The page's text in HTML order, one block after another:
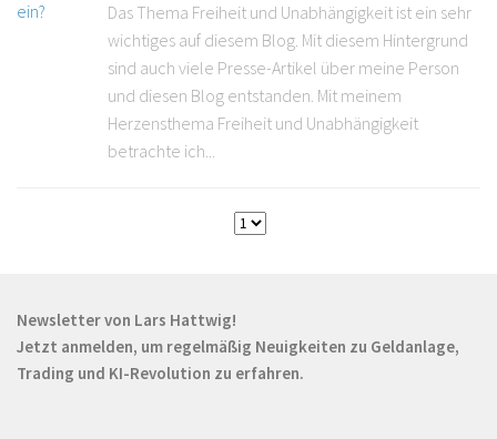
Das Thema Freiheit und Unabhängigkeit ist ein sehr
wichtiges auf diesem Blog. Mit diesem Hintergrund
sind auch viele Presse-Artikel über meine Person
und diesen Blog entstanden. Mit meinem
Herzensthema Freiheit und Unabhängigkeit
betrachte ich...
Newsletter von Lars Hattwig!
Jetzt anmelden, um regelmäßig Neuigkeiten zu Geldanlage,
Trading und KI-Revolution zu erfahren.